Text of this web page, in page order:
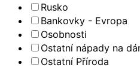
Rusko
Bankovky - Evropa
Osobnosti
Ostatní nápady na
Ostatní Příroda